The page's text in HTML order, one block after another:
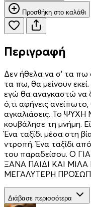
Προσθήκη στο καλάθι
Περιγραφή
Δεν ήθελα να σ’ τα πω
τα πω, θα μείνουν
εγώ θα αναγκαστώ να
ό,τι αφήνεις
αγκαλιάσεις. Το
κουβάλησε τη μνήμη.
Ένα ταξίδι μέσα στη
ντροπή. Ένα ταξίδι
του παραδείσου. Ο
ΞΑΝΑ ΠΑΙΔΙ ΚΑΙ
ΜΕΓΑΛΥΤΕΡΗ
Διάβασε περισσότερα